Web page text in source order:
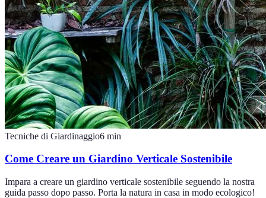
Tecniche di Giardinaggio6 min
Come Creare un Giardino Verticale Sostenibile
Impara a creare un giardino verticale sostenibile seguendo la nostra
guida passo dopo passo. Porta la natura in casa in modo ecologico!